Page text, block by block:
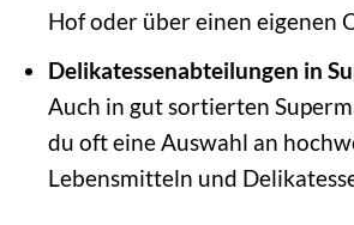
Hof oder über einen eigenen
Delikatessenabteilungen in
Auch in gut sortierten
du oft eine Auswahl an
Lebensmitteln und